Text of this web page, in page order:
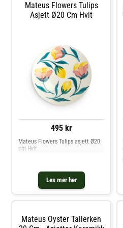
Mateus Flowers Tulips
Asjett Ø20 Cm Hvit
495 kr
Les mer her
Mateus Flowers Tulips asjett Ø20
cm Hvit
Mateus Oyster Tallerken